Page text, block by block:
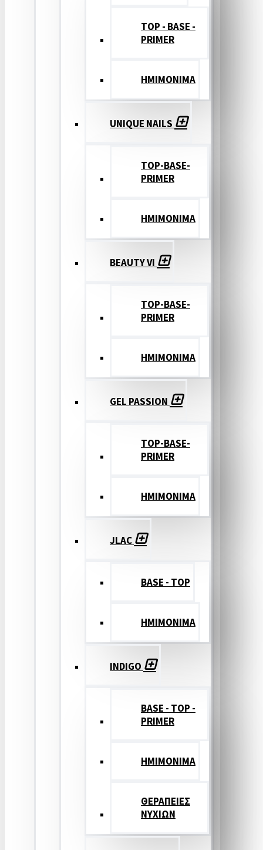
TOP - BASE -
PRIMER
ΗΜΙΜΟΝΙΜΑ
UNIQUE NAILS
TOP-BASE-
PRIMER
ΗΜΙΜΟΝΙΜΑ
BEAUTY VI
TOP-BASE-
PRIMER
ΗΜΙΜΟΝΙΜΑ
GEL PASSION
TOP-BASE-
PRIMER
ΗΜΙΜΟΝΙΜΑ
JLAC
BASE - TOP
ΗΜΙΜΟΝΙΜΑ
INDIGO
BASE - TOP -
PRIMER
HMIMONIMA
ΘΕΡΑΠΕΙΕΣ
ΝΥΧΙΩΝ